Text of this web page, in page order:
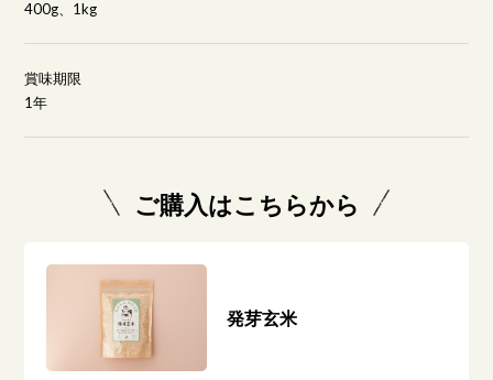
400g、1kg
賞味期限
1年
ご購入はこちらから
発芽玄米